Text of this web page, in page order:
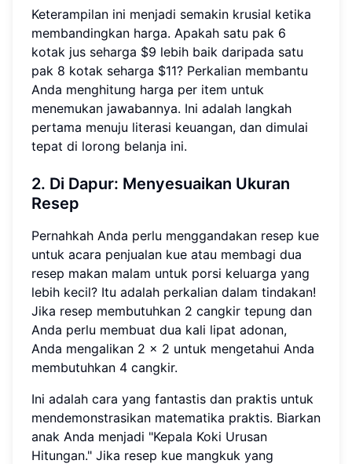
Keterampilan ini menjadi semakin krusial ketika
membandingkan harga. Apakah satu pak 6
kotak jus seharga $9 lebih baik daripada satu
pak 8 kotak seharga $11? Perkalian membantu
Anda menghitung harga per item untuk
menemukan jawabannya. Ini adalah langkah
pertama menuju literasi keuangan, dan dimulai
tepat di lorong belanja ini.
2. Di Dapur: Menyesuaikan Ukuran
Resep
Pernahkah Anda perlu menggandakan resep kue
untuk acara penjualan kue atau membagi dua
resep makan malam untuk porsi keluarga yang
lebih kecil? Itu adalah perkalian dalam tindakan!
Jika resep membutuhkan 2 cangkir tepung dan
Anda perlu membuat dua kali lipat adonan,
Anda mengalikan 2 × 2 untuk mengetahui Anda
membutuhkan 4 cangkir.
Ini adalah cara yang fantastis dan praktis untuk
mendemonstrasikan matematika praktis. Biarkan
anak Anda menjadi "Kepala Koki Urusan
Hitungan." Jika resep kue mangkuk yang